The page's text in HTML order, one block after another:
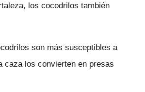
los cocodrilos también
son más susceptibles a
caza los convierten en presas